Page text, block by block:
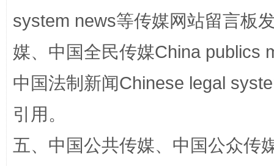
国家大学科技园优化重塑工作
system news等传媒网站留言板
媒、中国全民传媒China publics
中国法制新闻Chinese legal
引用。
五、中国公共传媒、中国公众传